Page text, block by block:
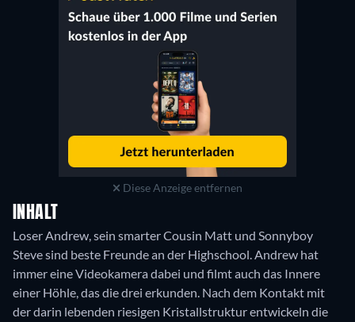
Diese Anzeige entfernen
INHALT
Loser Andrew, sein smarter Cousin Matt und Sonnyboy
Steve sind beste Freunde an der Highschool. Andrew hat
immer eine Videokamera dabei und filmt auch das Innere
einer Höhle, das die drei erkunden. Nach dem Kontakt mit
der darin lebenden riesigen Kristallstruktur entwickeln die